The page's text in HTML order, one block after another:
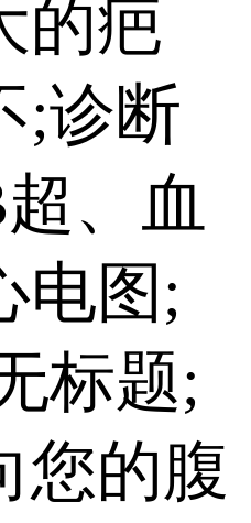
的疤
;诊断
、血
电图;
标题;
您的腹